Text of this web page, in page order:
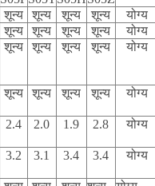
शून्य शून्य शून्य शून्य
योग्य
शून्य शून्य शून्य शून्य
योग्य
शून्य शून्य शून्य शून्य योग्य
शून्य शून्य शून्य शून्य योग्य
2.4 2.0 1.9 2.8 योग्य
3.2 3.1 3.4 3.4 योग्य